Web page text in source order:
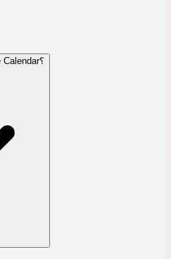
هل يعمل Reclaim.ai بدون Google Calendar؟